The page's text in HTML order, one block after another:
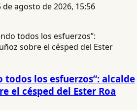
de agosto de 2026, 15:56
todos los esfuerzos”: alcalde
el césped del Ester Roa